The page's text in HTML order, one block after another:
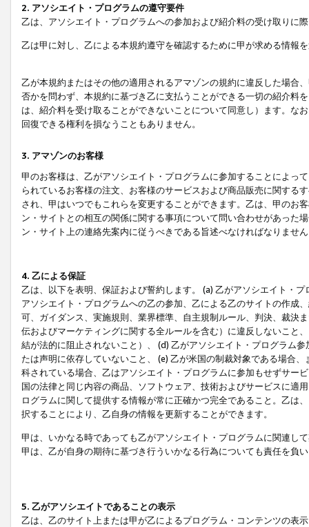
2. アソシエイト・プログラムの遵守要件
乙は、アソシエイト・プログラムへの参加および紹介料の受け取りに
乙は甲に対し、乙による本規約遵守を確認するために甲が求める情報
乙が本規約またはその他の適用されるアマゾンの規約に違反した場合
否かを問わず、本規約に基づき乙に支払うことができる一切の紹介料
は、紹介料を受け取ることができないことについて同意し）ます。な
回復できる権利を損なうこともありません。
3. アマゾンのお客様
甲のお客様は、乙がアソシエイト・プログラムに参加することによっ
られているお客様の注文、お客様のサービスおよび商品販売に関する
され、甲はいつでもこれらを変更することができます。乙は、甲のお
ン・サイトとの相互の関係に関する事項について問い合わせがあった
ン・サイト上の連絡先案内に従うべきである旨述べなければなりませ
4. 乙による保証
乙は、以下を表明、保証および誓約します。 (a) 乙がアソシエイト・
アソシエイト・プログラムへの乙の参加、乙による乙のサイトの作成
可、ガイダンス、実施規則、業界標準、自主規制ルール、判決、裁決
伝およびマーケティングに関する全ルールを含む）に違反しないこと
結が法的に阻止されないこと）、 (d) 乙がアソシエイト・プログラム
たは声明に依存していないこと、 (e) 乙が米国の制裁対象である場合
科されている場合、乙はアソシエイト・プログラムに参加もせずサー
国の法律と同じ内容の商品、ソフトウェア、技術およびサービスに適
ログラムに関して提供する情報が常に正確かつ完全であること。乙は
択することにより、乙自身の情報を更新することができます。
甲は、いかなる時であっても乙がアソシエイト・プログラムに関連し
甲は、乙が自身の期待に基づき行ういかなる行為についても責任を負
5. 乙がアソシエイトであることの表示
乙は、乙のサイト上または甲が乙によるプログラム・コンテンツの表